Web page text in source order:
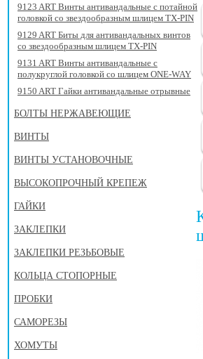
9123 ART Винты антивандальные с потайной
головкой со звездообразным шлицем TX-PIN
9129 ART Биты для антивандальных винтов
со звездообразным шлицем TX-PIN
9131 ART Винты антивандальные с
полукруглой головкой со шлицем ONE-WAY
9150 ART Гайки антивандальные отрывные
БОЛТЫ НЕРЖАВЕЮЩИЕ
ВИНТЫ
ВИНТЫ УСТАНОВОЧНЫЕ
ВЫСОКОПРОЧНЫЙ КРЕПЕЖ
ГАЙКИ
ЗАКЛЕПКИ
ЗАКЛЕПКИ РЕЗЬБОВЫЕ
КОЛЬЦА СТОПОРНЫЕ
ПРОБКИ
САМОРЕЗЫ
ХОМУТЫ